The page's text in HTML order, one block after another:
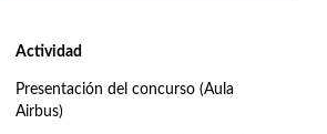
Actividad
Presentación del concurso (Aula
Airbus)